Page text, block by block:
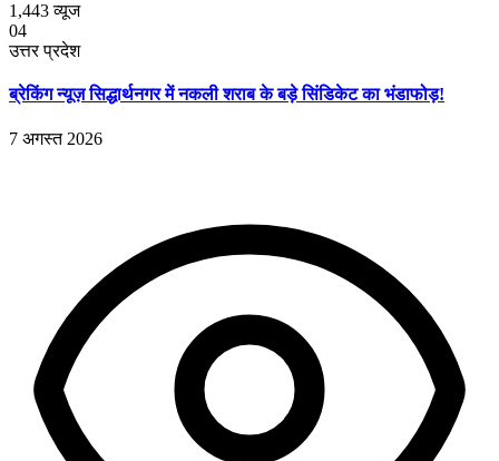
1,443व्यूज
04
उत्तर प्रदेश
ब्रेकिंग न्यूज़ सिद्धार्थनगर में नकली शराब के बड़े सिंडिकेट का भंडाफोड़!
7 अगस्त 2026